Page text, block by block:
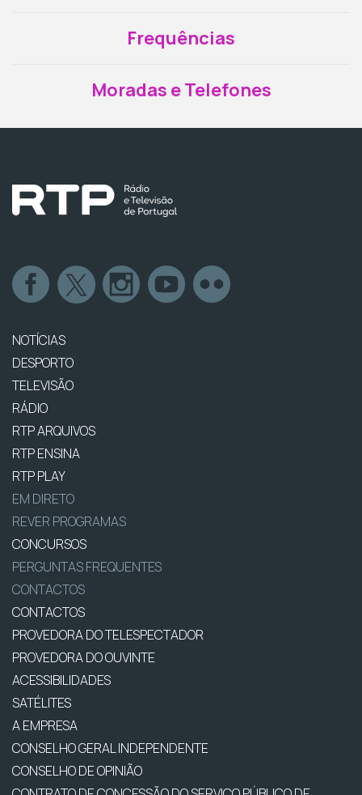
Frequências
Moradas e Telefones
NOTÍCIAS
DESPORTO
TELEVISÃO
RÁDIO
RTP ARQUIVOS
RTP ENSINA
RTP PLAY
EM DIRETO
REVER PROGRAMAS
CONCURSOS
PERGUNTAS FREQUENTES
CONTACTOS
CONTACTOS
PROVEDORA DO TELESPECTADOR
PROVEDORA DO OUVINTE
ACESSIBILIDADES
SATÉLITES
A EMPRESA
CONSELHO GERAL INDEPENDENTE
CONSELHO DE OPINIÃO